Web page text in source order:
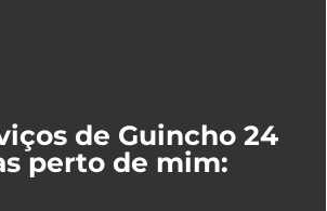
de Guincho 24
perto de mim: